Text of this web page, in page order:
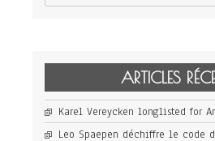
ARTICLES
Karel Vereycken longlisted for
Leo Spaepen déchiffre le code